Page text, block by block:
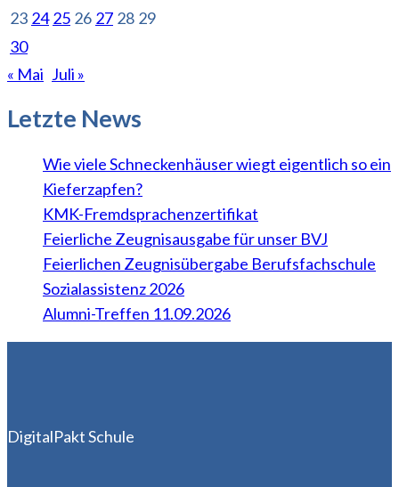
23 24 25 26 27 28 29
30
« Mai Juli »
Letzte News
Wie viele Schneckenhäuser wiegt eigentlich so ein
Kieferzapfen?
KMK-Fremdsprachenzertifikat
Feierliche Zeugnisausgabe für unser BVJ
Feierlichen Zeugnisübergabe Berufsfachschule
Sozialassistenz 2026
Alumni-Treffen 11.09.2026
DigitalPakt Schule